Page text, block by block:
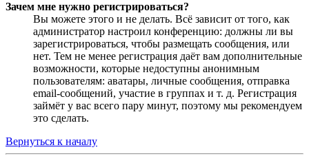
Зачем мне нужно регистрироваться?
Вы можете этого и не делать. Всё зависит от того, как
администратор настроил конференцию: должны ли вы
зарегистрироваться, чтобы размещать сообщения, или
нет. Тем не менее регистрация даёт вам дополнительные
возможности, которые недоступны анонимным
пользователям: аватары, личные сообщения, отправка
email-сообщений, участие в группах и т. д. Регистрация
займёт у вас всего пару минут, поэтому мы рекомендуем
это сделать.
Вернуться к началу